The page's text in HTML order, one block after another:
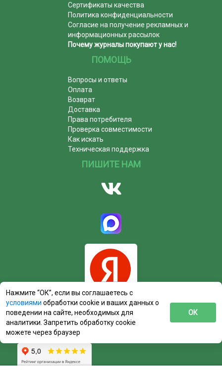
Сертификаты качества
Политика конфиденциальности
Согласие на получение рекламных и
информационных рассылок
Почему журналы покупают у нас!
ПОМОЩЬ
Вопросы и ответы
Оплата
Возврат
Доставка
Права потребителя
Проверка совместимости
Как искать
Техническая поддержка
ПИШИТЕ НАМ
Нажмите “ОК”, если вы соглашаетесь с
условиями обработки cookie и ваших данных о
поведении на сайте, необходимых для
аналитики. Запретить обработку cookie
можете через браузер
ОК